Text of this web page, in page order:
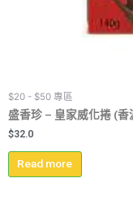
$20 - $50 專區
盛香珍 – 皇家威化捲 (香
$32.0
Read more